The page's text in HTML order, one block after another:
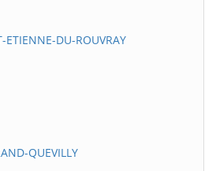
DU-ROUVRAY
QUEVILLY